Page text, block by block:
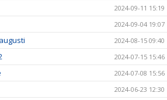
2024-09-11 15:19
2024-09-04 19:07
2024-08-15 09:40
2024-07-15 15:46
2024-07-08 15:56
2024-06-23 12:30